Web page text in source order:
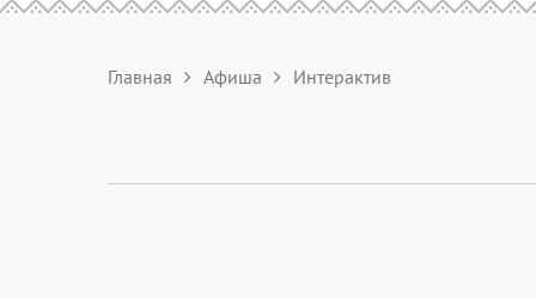
Главная Афиша Интерактив